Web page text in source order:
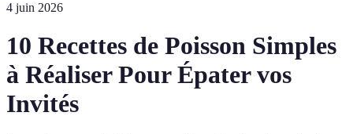
4 juin 2026
10 Recettes de Poisson Simples
à Réaliser Pour Épater vos
Invités